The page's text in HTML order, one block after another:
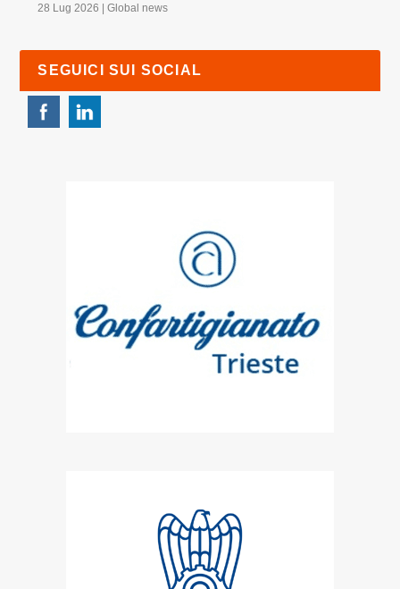
28 Lug 2026 |Global news
SEGUICI SUI SOCIAL